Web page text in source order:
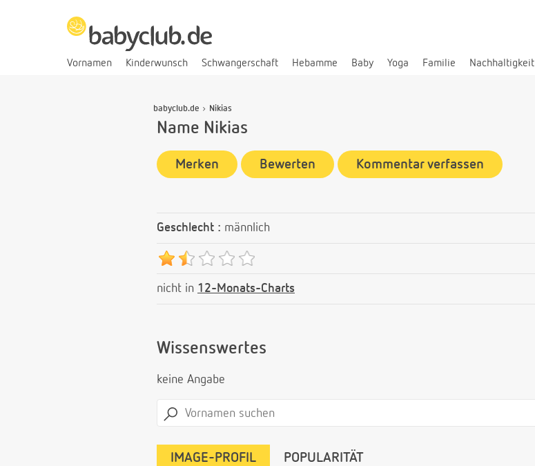
Vornamen Kinderwunsch Schwangerschaft Hebamme Baby Yoga Familie Nachhaltigkeit
babyclub.de Nikias
Name Nikias
Merken Bewerten Kommentar verfassen
Geschlecht : männlich
nicht in 12-Monats-Charts
Wissenswertes
keine Angabe
IMAGE-PROFIL POPULARITÄT